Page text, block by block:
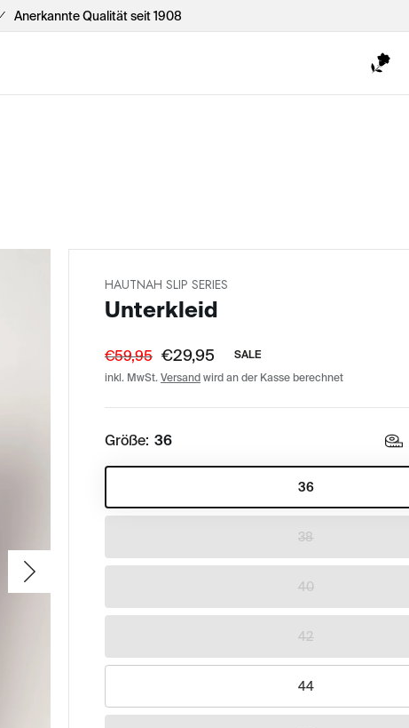
Anerkannte Qualität seit 1908
HAUTNAH SLIP SERIES
Unterkleid
€59,95 €29,95
SALE
inkl. MwSt. Versand wird an der Kasse berechnet
Größe: 36
36
38
40
42
44